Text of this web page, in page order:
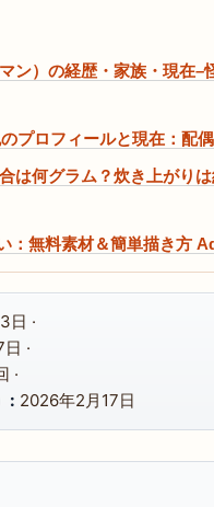
ン）の経歴・家族・現在
のプロフィールと現在：
は何グラム？炊き上がり
：無料素材＆簡単描き方
日 ·
·
·
: 2026年2月17日